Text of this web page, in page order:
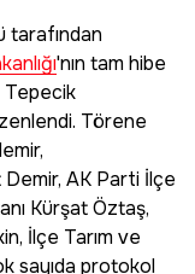
tarafından
'nın tam hibe
Törene
AK Parti İlçe
Kürşat Öztaş,
İlçe Tarım ve
sayıda protokol